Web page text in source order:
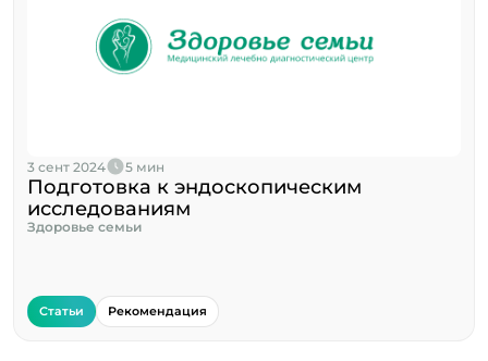
3 сент 2024 5 мин
Подготовка к эндоскопическим
исследованиям
Здоровье семьи
Статьи Рекомендация